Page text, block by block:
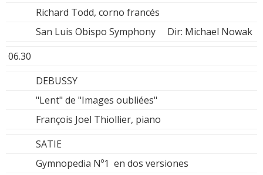
Richard Todd, corno francés
San Luis Obispo Symphony Dir: Michael Nowak
06.30
DEBUSSY
"Lent" de "Images oubliées"
François Joel Thiollier, piano
SATIE
Gymnopedia Nº1 en dos versiones